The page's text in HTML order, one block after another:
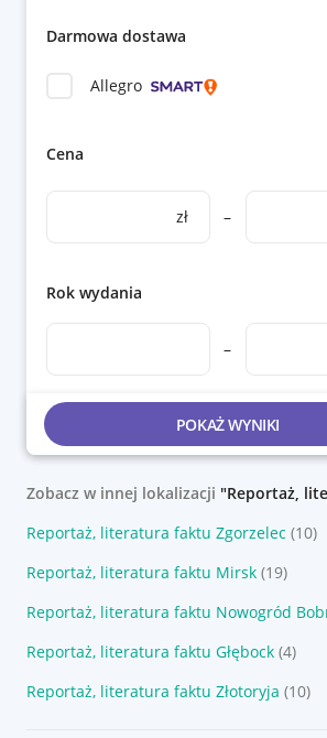
Darmowa dostawa
Allegro
Cena
zł –
Rok wydania
–
POKAŻ WYNIKI
Zobacz w innej lokalizacji "Reportaż,
Reportaż, literatura faktu Zgorzelec (10)
Reportaż, literatura faktu Mirsk (19)
Reportaż, literatura faktu Nowogród
Reportaż, literatura faktu Głębock (4)
Reportaż, literatura faktu Złotoryja (10)